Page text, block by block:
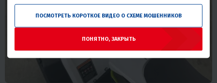
ПОСМОТРЕТЬ КОРОТКОЕ ВИДЕО О СХЕМЕ МОШЕННИКОВ
ПОНЯТНО, ЗАКРЫТЬ